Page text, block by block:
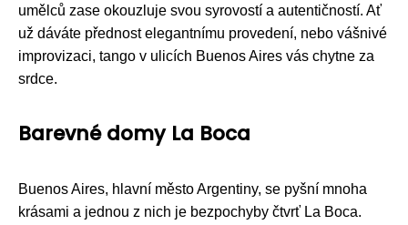
umělců zase okouzluje svou syrovostí a autentičností. Ať
už dáváte přednost elegantnímu provedení, nebo vášnivé
improvizaci, tango v ulicích Buenos Aires vás chytne za
srdce.
Barevné domy La Boca
Buenos Aires, hlavní město Argentiny, se pyšní mnoha
krásami a jednou z nich je bezpochyby čtvrť La Boca.